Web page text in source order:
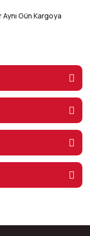
Gün Kargoya